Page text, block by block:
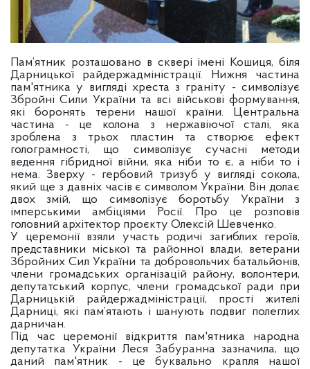
Пам’ятник розташовано в сквері імені Кошиця, біля
Дарницької райдержадміністрації. Нижня частина
пам'ятника у вигляді хреста з граніту - символізує
Збройні Сили України та всі військові формування,
які боронять терени нашої країни. Центральна
частина - це колона з нержавіючої сталі, яка
зроблена з трьох пластин та створює ефект
голограмності, що символізує сучасні методи
ведення гібридної війни, яка ніби то є, а ніби то і
нема. Зверху - гербовий тризуб у вигляді сокола,
який ще з давніх часів є символом України. Він долає
двох змій, що символізує боротьбу України з
імперськими амбіціями Росії. Про це розповів
головний архітектор проєкту Олексій Шевченко.
У церемонії взяли участь родичі загиблих героїв,
представники міської та районної влади, ветерани
Збройних Сил України та добровольчих батальйонів,
члени громадських організацій району, волонтери,
депутатський корпус, члени громадської ради при
Дарницькій райдержадміністрації, прості жителі
Дарниці, які пам’ятають і шанують подвиг полеглих
дарничан.
Під час церемонії відкриття пам'ятника народна
депутатка України Леся Забуранна зазначила, що
даний пам'ятник - це буквально крапля нашої